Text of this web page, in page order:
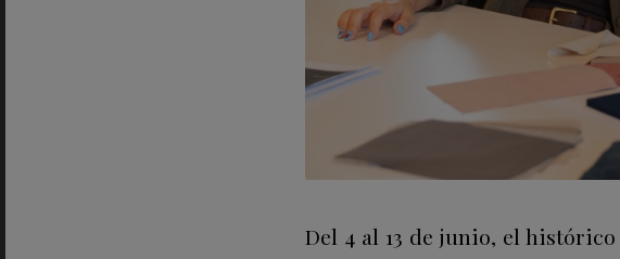
Del 4 al 13 de junio, el